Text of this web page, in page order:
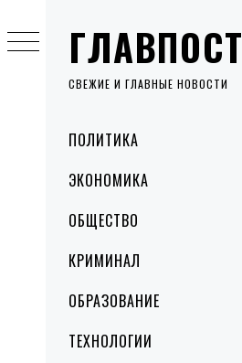
ГЛАВПОСТ
СВЕЖИЕ И ГЛАВНЫЕ НОВОСТИ
MenuПОЛИТИКА
ЭКОНОМИКА
ОБЩЕСТВО
КРИМИНАЛ
ОБРАЗОВАНИЕ
ТЕХНОЛОГИИ
to
content